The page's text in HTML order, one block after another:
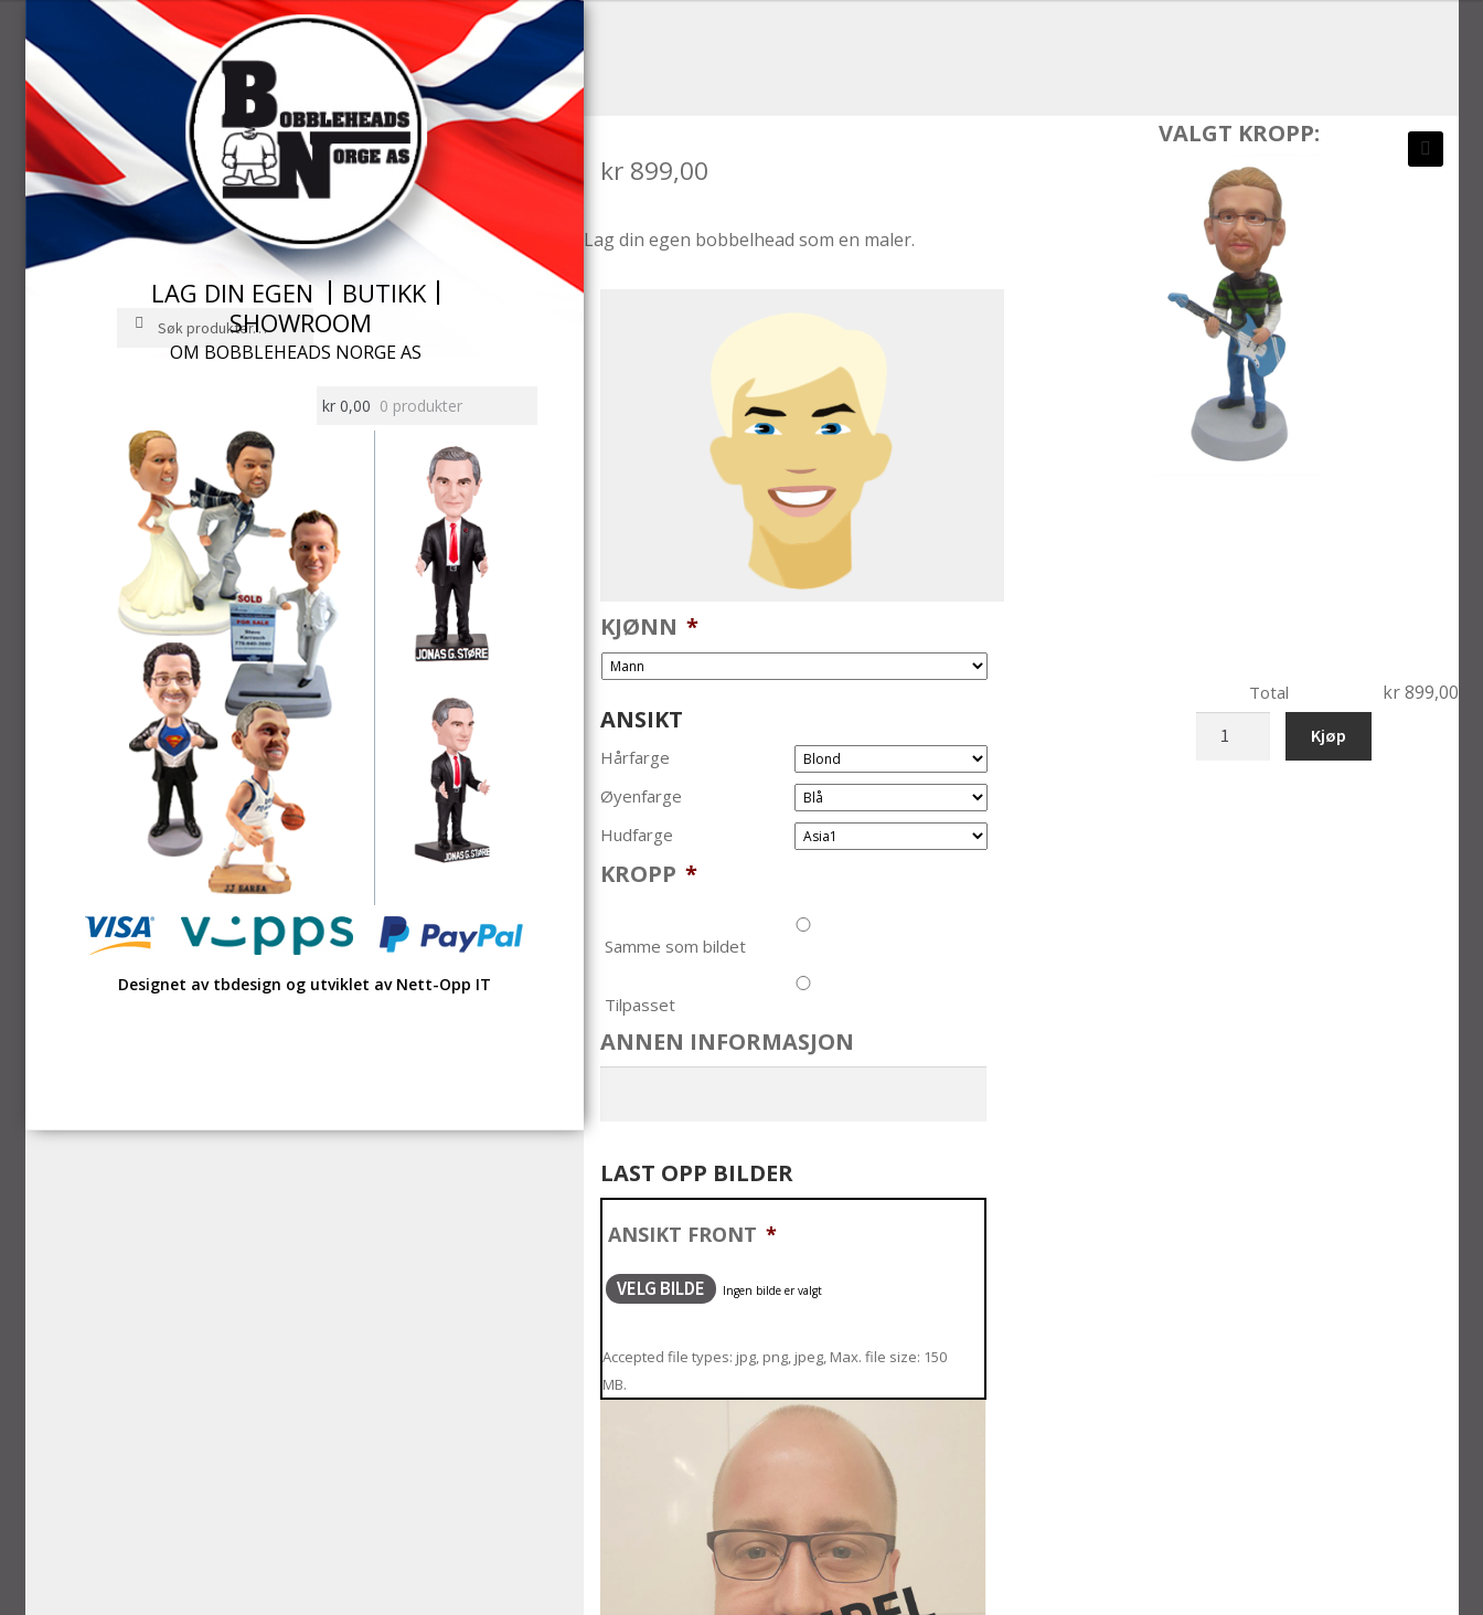
navigasjon
innhold
Søk
Søk
LAG DIN EGEN
BUTIKK
SHOWROOM
OM BOBBLEHEADS NORGE AS
kr0,00 0 produkter
Designet av tbdesign og utviklet av Nett-Opp IT
kr899,00
Lag din egen bobbelhead som en maler.
KJØNN *
ANSIKT
Hårfarge
Øyenfarge
Hudfarge
KROPP *
Samme som bildet
Tilpasset
ANNEN INFORMASJON
LAST OPP BILDER
ANSIKT FRONT *
VELG BILDE
Accepted file types: jpg, png, jpeg, Max. file size: 150
MB.
Total
kr 899,00
bobblehead
Kjøp